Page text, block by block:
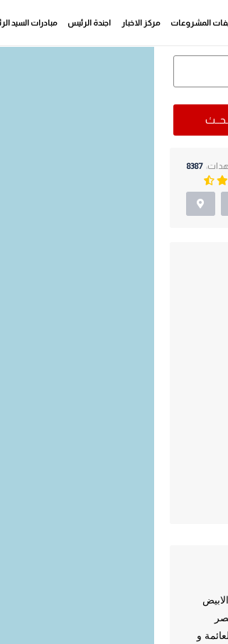
المشروعات مركز الاخبار اجندة الرئيس مبادرات السيد
8387
مصر
و